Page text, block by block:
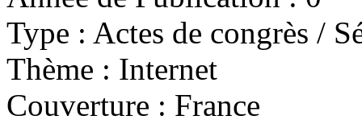
Type : Actes de congrès /
Thème : Internet
Couverture : France